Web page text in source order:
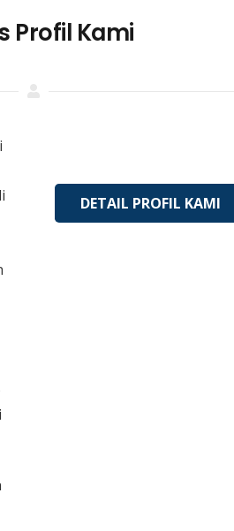
Profil Kami
DETAIL PROFIL KAMI